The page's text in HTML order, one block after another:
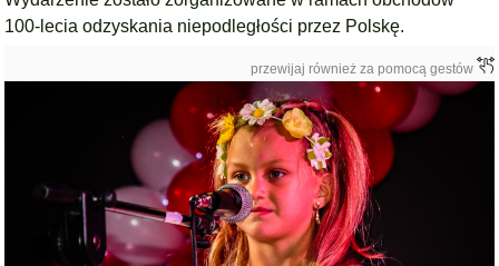
100-lecia odzyskania niepodległości przez Polskę.
przewijaj również za pomocą gestów